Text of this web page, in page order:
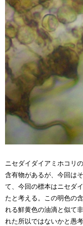
ニセダイダイアミホコリ
含有物があるが、今回は
て、今回の標本はニセダ
たと考える。この明色の
れる鮮黄色の油滴と似て
れた所以ではないかと愚考